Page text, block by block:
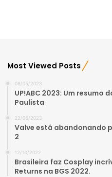
Most Viewed Posts
08/05/2023
UP!ABC 2023: Um resumo
Paulista
22/06/2023
Valve está abandonando
2
12/10/2022
Brasileira faz Cosplay
Returns na BGS 2022.